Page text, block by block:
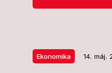
Ekonomika 14. máj.